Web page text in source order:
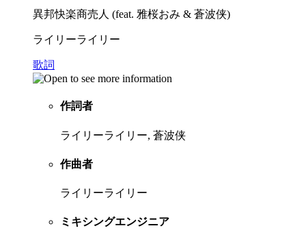
異邦快楽商売人 (feat. 雅桜おみ & 蒼波侠)
ライリーライリー
歌詞
作詞者
ライリーライリー, 蒼波侠
作曲者
ライリーライリー
ミキシングエンジニア